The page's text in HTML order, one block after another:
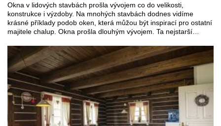
Okna v lidových stavbách prošla vývojem co do velikosti,
konstrukce i výzdoby. Na mnohých stavbách dodnes vidíme
krásné příklady podob oken, která můžou být inspirací pro ostatní
majitele chalup. Okna prošla dlouhým vývojem. Ta nejstarší…